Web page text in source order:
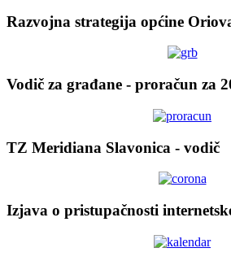
Razvojna strategija općine
Vodič za građane - proračun za
TZ Meridiana Slavonica - vodič
Izjava o pristupačnosti